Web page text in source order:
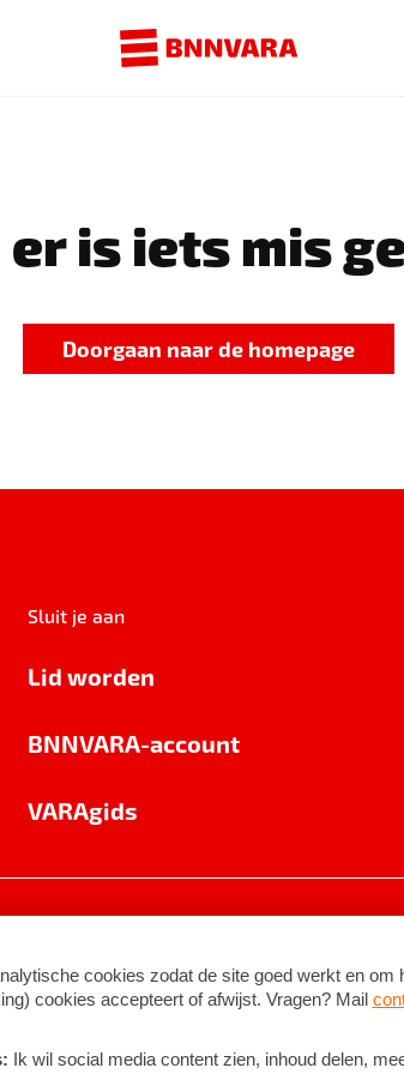
er is iets mis
Doorgaan naar de homepage
Sluit je aan
Lid worden
BNNVARA-account
VARAgids
©2026BNNVARA